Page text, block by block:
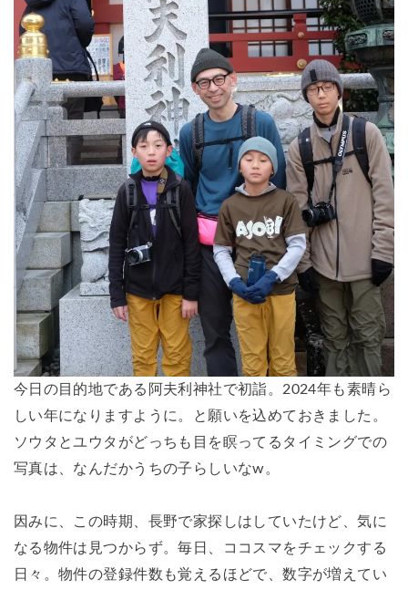
今日の目的地である阿夫利神社で初詣。2024年も素晴ら
しい年になりますように。と願いを込めておきました。
ソウタとユウタがどっちも目を瞑ってるタイミングでの
写真は、なんだかうちの子らしいなw。
因みに、この時期、長野で家探しはしていたけど、気に
なる物件は見つからず。毎日、ココスマをチェックする
日々。物件の登録件数も覚えるほどで、数字が増えてい